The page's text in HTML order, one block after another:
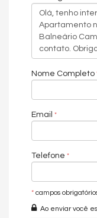
Sacada com
Sala de Estar
Sala de Jantar
Sala para 2 Ambientes
Cozinha
Lavabo
Demi-Suíte
Características do
Sala de Jogos
Cinema
Portaria 24h
Portão Eletrônico
Playground
Piscina Infantil
Nome Completo
Email
Telefone
* campos
Ao enviar você